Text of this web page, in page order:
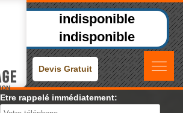
indisponible
indisponible
Devis Gratuit
Etre rappelé immédiatement: